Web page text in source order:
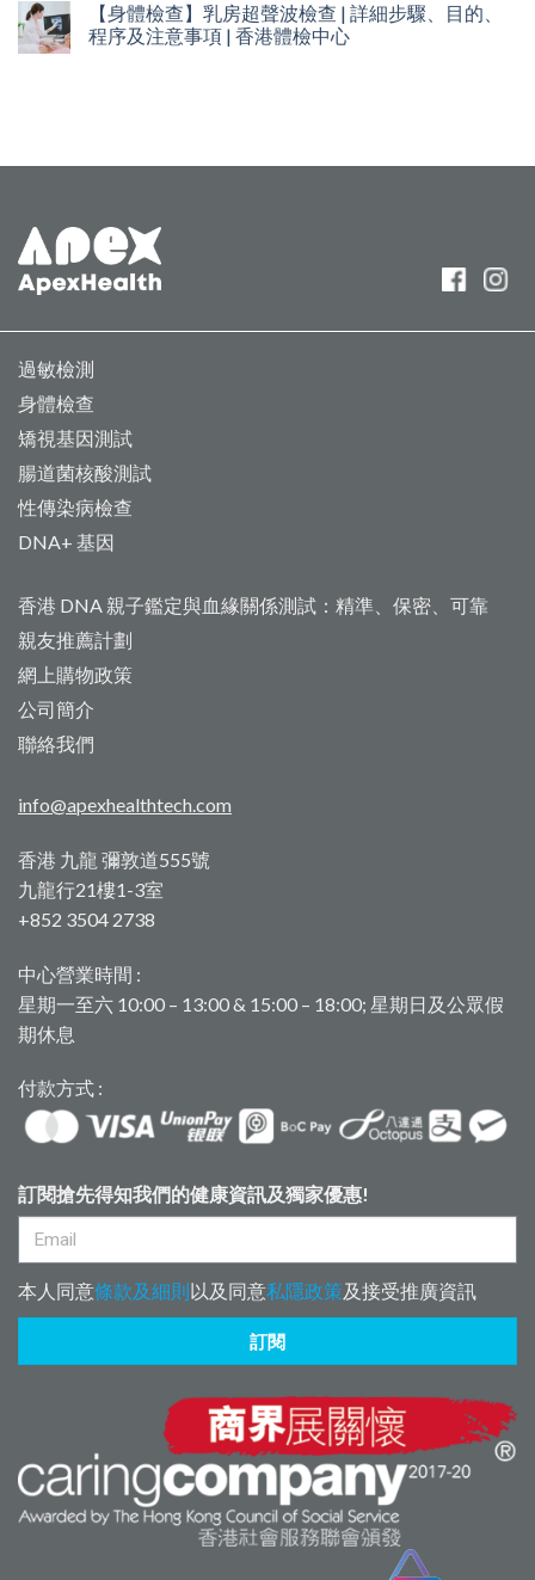
【身體檢查】乳房超聲波檢查 | 詳細步驟、目的、
程序及注意事項 | 香港體檢中心
過敏檢測
身體檢查
矯視基因測試
腸道菌核酸測試
性傳染病檢查
DNA+ 基因
香港 DNA 親子鑑定與血緣關係測試：精準、保密、可靠
親友推薦計劃
網上購物政策
公司簡介
聯絡我們
info@apexhealthtech.com
香港 九龍 彌敦道555號
九龍行21樓1-3室
+852 3504 2738
中心營業時間 :
星期一至六 10:00 – 13:00 & 15:00 – 18:00; 星期日及公眾假
期休息
付款方式 :
訂閱搶先得知我們的健康資訊及獨家優惠!
本人同意條款及細則以及同意私隱政策及接受推廣資訊
訂閱